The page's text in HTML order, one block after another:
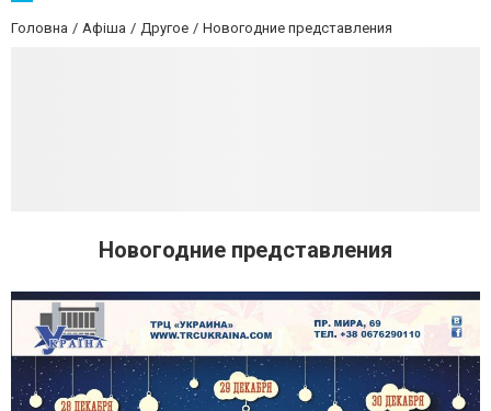
Головна Афіша Другое Новогодние представления
Новогодние представления